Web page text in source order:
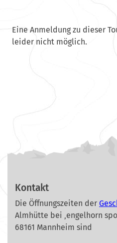
Eine Anmeldung zu dieser
leider nicht möglich.
Kontakt
Die Öffnungszeiten der
Almhütte bei ‚engelhorn
68161 Mannheim sind